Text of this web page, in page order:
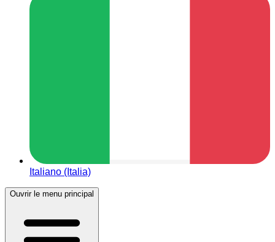
Italiano (Italia)
Ouvrir le menu principal